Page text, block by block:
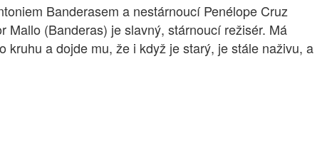
Banderasem a nestárnoucí Penélope Cruz
Mallo (Banderas) je slavný, stárnoucí režisér. Má
a dojde mu, že i když je starý, je stále naživu, a